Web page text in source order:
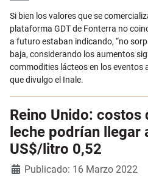
Email
Si bien los valores que se
plataforma GDT de Fonterra no
a futuro estaban indicando, “no
baja, considerando los aumentos
commodities lácteos en los eventos
que divulgo el Inale.
Reino Unido:
leche podrían llegar
US$/litro 0,52
DetallesPublicado: 16 Marzo 2022